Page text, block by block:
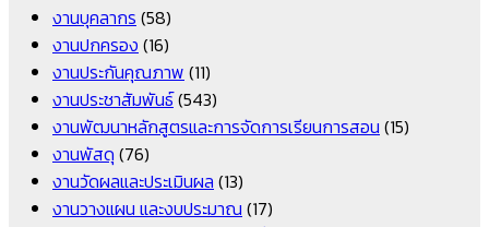
งานบุคลากร (58)
งานปกครอง (16)
งานประกันคุณภาพ (11)
งานประชาสัมพันธ์(543)
งานพัฒนาหลักสูตรและการจัดการเรียนการสอน (15)
งานพัสดุ (76)
งานวัดผลและประเมินผล (13)
งานวางแผน และงบประมาณ (17)